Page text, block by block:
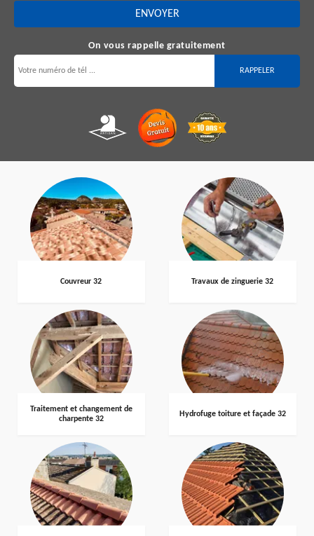
On vous rappelle gratuitement
Couvreur 32 Travaux de zinguerie 32
Traitement et changement de
charpente 32
Hydrofuge toiture et façade 32